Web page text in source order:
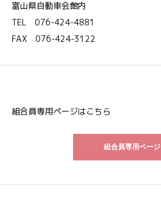
富山県自動車会館内
TEL 076-424-4881
FAX 076-424-3122
組合員専用ページはこちら
組合員専用ページ